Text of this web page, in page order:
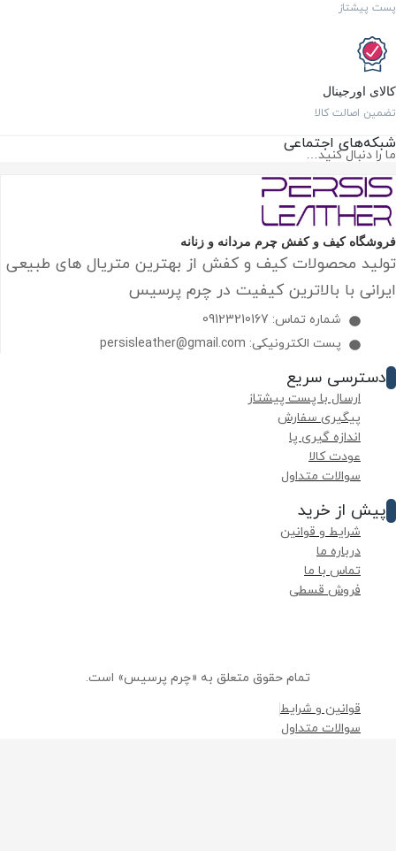
اورجینال
اصالت کالا
اجتماعی
دنبال کنید…
کیف و کفش چرم مردانه و زنانه
محصولات کیف و کفش از بهترین متریال های طبیعی
با بالاترین کیفیت در چرم پرسیس
شماره تماس: 09123210167
پست الکترونیکی: persisleather@gmail.com
سریع
ارسال با پست پیشتاز
پیگیری سفارش
اندازه گیری پا
عودت کالا
سوالات متداول
از خرید
شرایط و قوانین
درباره ما
تماس با ما
فروش قسطی
تمام حقوق متعلق به «چرم پرسیس» است.
قوانین و شرایط
سوالات متداول